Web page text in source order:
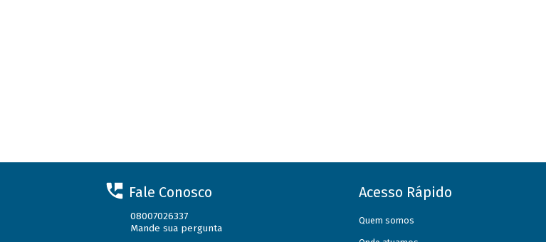
Fale Conosco
08007026337
Mande sua pergunta
Acesso Rápido
Quem somos